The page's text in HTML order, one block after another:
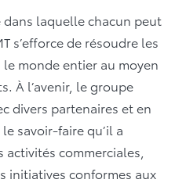
laquelle chacun peut
s’efforce de résoudre les
monde entier au moyen
À l’avenir, le groupe
divers partenaires et en
savoir-faire qu’il a
commerciales,
initiatives conformes aux